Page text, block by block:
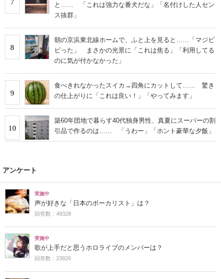
7
と…… 「これは強力な番犬だな」「名付けした人セン
ス抜群」
8
朝の京浜東北線ホームで、ふと上を見ると……「マジビ
ビった」 まさかの光景に「これは焦る」「利用してる
のに気が付かなかった」
9
食べきれなかったスイカ→四角にカットして…… 驚き
の仕上がりに「これは良い！」「やってみます」
10
築60年団地で暮らす40代独身男性、真夏にスーパーの割
引品で作るのは…… 「うわー」「ホント豪華な夕飯」
アンケート
実施中
声が好きな「日本のボーカリスト」は？
回答数：49328
実施中
歌が上手だと思うホロライブのメンバーは？
回答数：23826